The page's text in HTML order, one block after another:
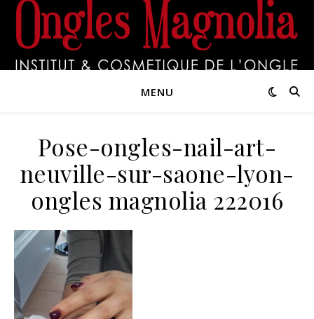
MENU
Pose-ongles-nail-art-
neuville-sur-saone-lyon-
ongles magnolia 222016